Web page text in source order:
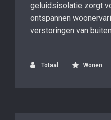
geluidsisolatie zorgt
ontspannen
verstoringen van
Totaal Wonen